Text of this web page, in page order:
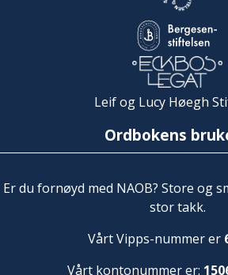
Leif og Lucy Høegh
Ordbokens
Er du fornøyd med NAOB? Store og
stor takk.
Vårt Vipps-nummer er
Vårt kontonummer er: